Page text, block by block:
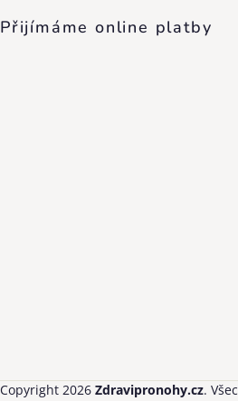
Přijímáme online platby
Copyright 2026 Zdravipronohy.cz.